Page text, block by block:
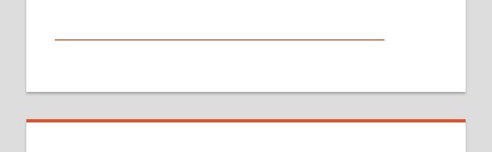
На продају кућа у Алексинцу,